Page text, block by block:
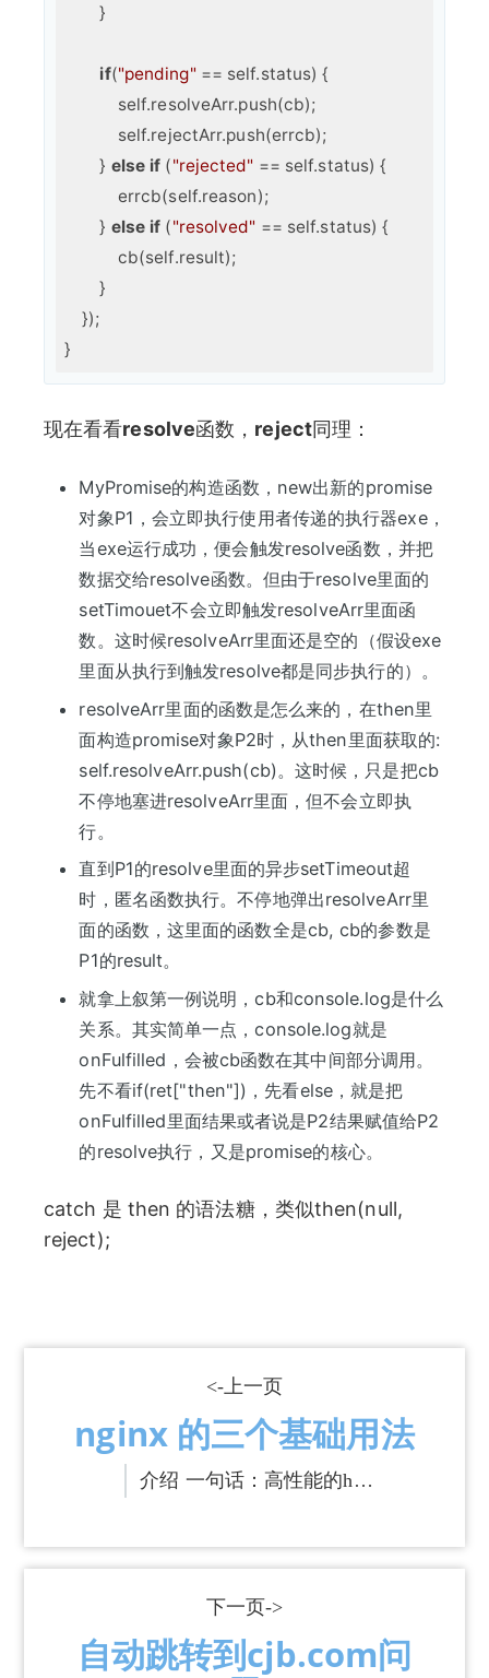
        }
if("pending" == self.status) {
        }
else if ("rejected" == self.status) {
        }
else if ("resolved" == self.status) {
        }
    });
现在看看resolve函数， reject同理：
MyPromise的构造函数，new出新的promise
对象P1，会立即执行使用者传递的执行器exe，
当exe运行成功，便会触发resolve函数，并把
数据交给resolve函数。但由于resolve里面的
setTimouet不会立即触发resolveArr里面函
数。这时候resolveArr里面还是空的（假设exe
里面从执行到触发resolve都是同步执行的）。
resolveArr里面的函数是怎么来的，在then里
面构造promise对象P2时，从then里面获取的:
self.resolveArr.push(cb)。这时候，只是把cb
不停地塞进resolveArr里面，但不会立即执
行。
直到P1的resolve里面的异步setTimeout超
时，匿名函数执行。不停地弹出resolveArr里
面的函数，这里面的函数全是cb, cb的参数是
P1的result。
就拿上叙第一例说明，cb和console.log是什么
关系。其实简单一点，console.log就是
onFulfilled，会被cb函数在其中间部分调用。
先不看if(ret["then"])，先看else，就是把
onFulfilled里面结果或者说是P2结果赋值给P2
的resolve执行，又是promise的核心。
catch 是 then 的语法糖，类似then(null,
reject);
<-上一页
nginx 的三个基础用法
介绍 一句话：高性能的h…
下一页->
自动跳转到cjb.com问